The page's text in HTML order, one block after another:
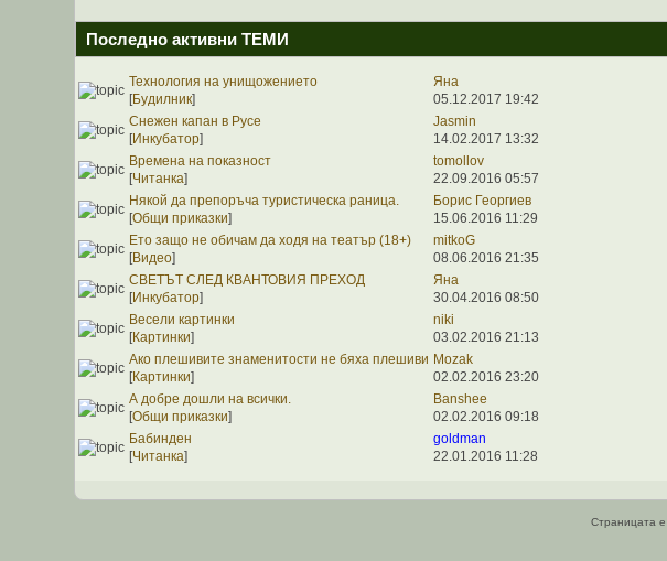
Последно активни ТЕМИ
Технология на унищожението
[Будилник]
Яна
05.12.2017 19:42
Снежен капан в Русе
[Инкубатор]
Jasmin
14.02.2017 13:32
Времена на показност
[Читанка]
tomollov
22.09.2016 05:57
Някой да препоръча туристическа раница.
[Общи приказки]
Борис Георгиев
15.06.2016 11:29
Ето защо не обичам да ходя на театър (18+)
[Видео]
mitkoG
08.06.2016 21:35
СВЕТЪТ СЛЕД КВАНТОВИЯ ПРЕХОД
[Инкубатор]
Яна
30.04.2016 08:50
Весели картинки
[Картинки]
niki
03.02.2016 21:13
Ако плешивите знаменитости не бяха плешиви
[Картинки]
Mozak
02.02.2016 23:20
А добре дошли на всички.
[Общи приказки]
Banshee
02.02.2016 09:18
Бабинден
[Читанка]
goldman
22.01.2016 11:28
Страницата е